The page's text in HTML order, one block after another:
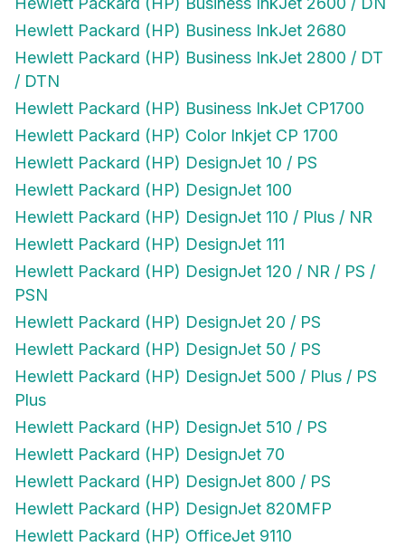
Hewlett Packard (HP) Business InkJet 2680
Hewlett Packard (HP) Business InkJet 2800 / DT
/ DTN
Hewlett Packard (HP) Business InkJet CP1700
Hewlett Packard (HP) Color Inkjet CP 1700
Hewlett Packard (HP) DesignJet 10 / PS
Hewlett Packard (HP) DesignJet 100
Hewlett Packard (HP) DesignJet 110 / Plus / NR
Hewlett Packard (HP) DesignJet 111
Hewlett Packard (HP) DesignJet 120 / NR / PS /
PSN
Hewlett Packard (HP) DesignJet 20 / PS
Hewlett Packard (HP) DesignJet 50 / PS
Hewlett Packard (HP) DesignJet 500 / Plus / PS
Plus
Hewlett Packard (HP) DesignJet 510 / PS
Hewlett Packard (HP) DesignJet 70
Hewlett Packard (HP) DesignJet 800 / PS
Hewlett Packard (HP) DesignJet 820MFP
Hewlett Packard (HP) OfficeJet 9110